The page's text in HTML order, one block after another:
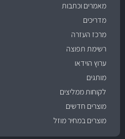
מאמרים וכתבות
מדריכים
מרכז העזרה
רשימת תפוצה
ערוץ הוידאו
מותגים
לקוחות ממליצים
מוצרים חדשים
מוצרים במחיר מוזל